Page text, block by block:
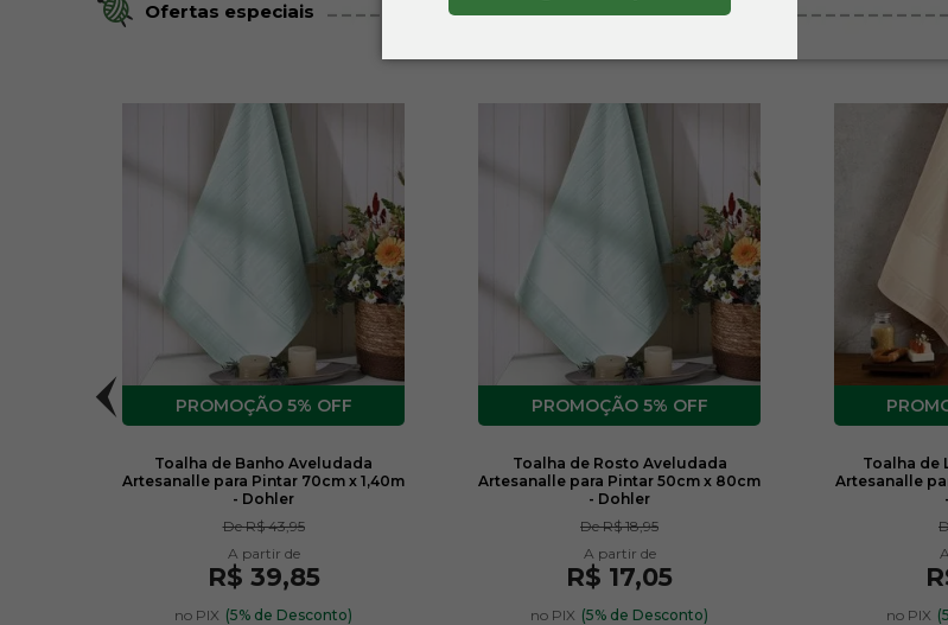
Ofertas especiais
5% OFF
Toalha de Banho Aveludada
Artesanalle para Pintar 70cm x 1,40m
- Dohler
DeR$ 43,95
R$ 39,85
no PIX (5% de Desconto)
5% OFF
Toalha de Rosto Aveludada
Artesanalle para Pintar 50cm x 80cm
- Dohler
DeR$ 18,95
R$ 17,05
no PIX (5% de Desconto)
Toalha de
Artesanalle
no PIX